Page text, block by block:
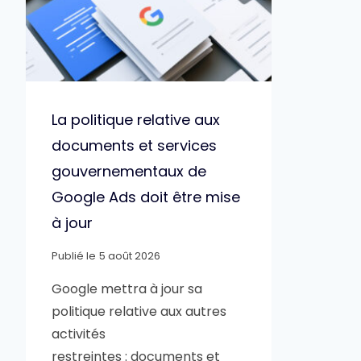
La politique relative aux
documents et services
gouvernementaux de
Google Ads doit être mise
à jour
Publié le 5 août 2026
Google mettra à jour sa
politique relative aux autres
activités
restreintes : documents et